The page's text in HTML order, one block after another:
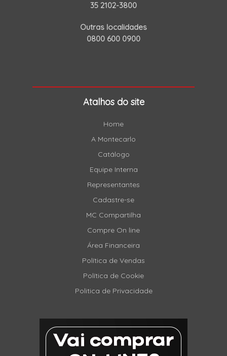
35 2102-3800
Outras localidades
0800 600 0900
Atalhos do site
Home
A Montecarlo
Catálogo
Equipe Interna
Representantes
Cadastre-se
MC Compartilha
Compre On line
Área Financeira
Política de Vendas
Política de Cookie
Politica de Privacidade